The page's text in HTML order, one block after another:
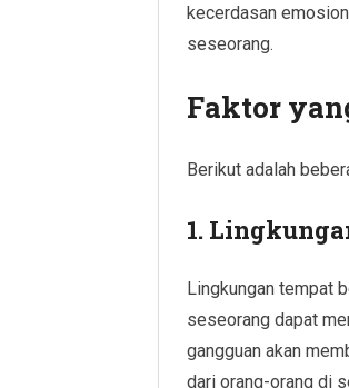
kecerdasan
seseorang.
Faktor
Berikut adalah
1.
Lingkungan tempat
seseorang dapat
gangguan akan
dari orang-orang di